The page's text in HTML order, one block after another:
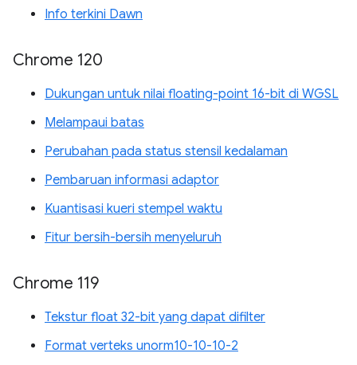
Info terkini Dawn
Chrome 120
Dukungan untuk nilai floating-point 16-bit di WGSL
Melampaui batas
Perubahan pada status stensil kedalaman
Pembaruan informasi adaptor
Kuantisasi kueri stempel waktu
Fitur bersih-bersih menyeluruh
Chrome 119
Tekstur float 32-bit yang dapat difilter
Format verteks unorm10-10-10-2